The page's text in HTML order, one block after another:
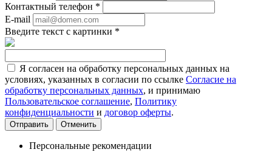
Контактный телефон *
E-mail
Введите текст с картинки *
Я согласен на обработку персональных данных на
условиях, указанных в согласии по ссылке Согласие на
обработку персональных данных, и принимаю
Пользовательское соглашение, Политику
конфиденциальности и договор оферты.
Отменить
Персональные рекомендации